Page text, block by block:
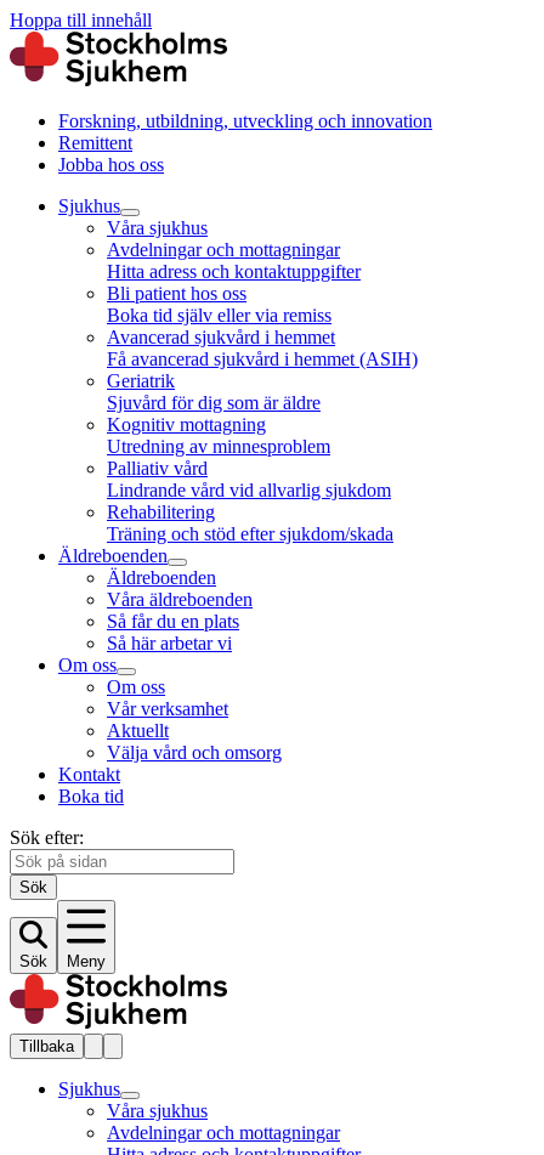
Hoppa till innehåll
Forskning, utbildning, utveckling och innovation
Remittent
Jobba hos oss
Sjukhus
Våra sjukhus
Avdelningar och mottagningar
Hitta adress och kontaktuppgifter
Bli patient hos oss
Boka tid själv eller via remiss
Avancerad sjukvård i hemmet
Få avancerad sjukvård i hemmet (ASIH)
Geriatrik
Sjuvård för dig som är äldre
Kognitiv mottagning
Utredning av minnesproblem
Palliativ vård
Lindrande vård vid allvarlig sjukdom
Rehabilitering
Träning och stöd efter sjukdom/skada
Äldreboenden
Äldreboenden
Våra äldreboenden
Så får du en plats
Så här arbetar vi
Om oss
Om oss
Vår verksamhet
Aktuellt
Välja vård och omsorg
Kontakt
Boka tid
Sök efter:
Sök
Sök Meny
Tillbaka
Sjukhus
Våra sjukhus
Avdelningar och mottagningar